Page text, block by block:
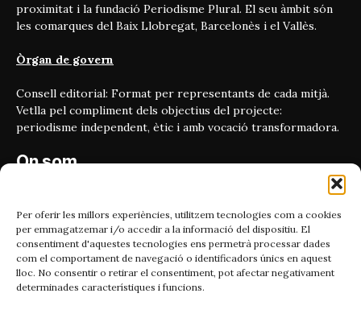
Per oferir les millors experiències, utilitzem tecnologies com a cookies
per emmagatzemar i/o accedir a la informació del dispositiu. El
consentiment d'aquestes tecnologies ens permetrà processar dades
com el comportament de navegació o identificadors únics en aquest
lloc. No consentir o retirar el consentiment, pot afectar negativament
determinades característiques i funcions.
proximitat i la fundació Periodisme Plural. El seu àmbit són
les comarques del Baix Llobregat, Barcelonès i el Vallès.
Òrgan de govern
Consell editorial: Format per representants de cada mitjà.
Vetlla pel compliment dels objectius del projecte:
periodisme independent, ètic i amb vocació transformadora.
On som
08010, Barcelona
Contacta'ns
Email:
catmet@periodismeplural.cat